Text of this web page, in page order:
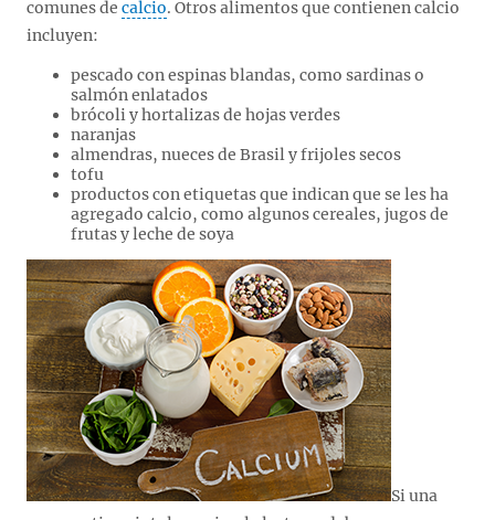
comunes de calcio. Otros alimentos que contienen calcio
incluyen:
pescado con espinas blandas, como sardinas o
salmón enlatados
brócoli y hortalizas de hojas verdes
naranjas
almendras, nueces de Brasil y frijoles secos
tofu
productos con etiquetas que indican que se les ha
agregado calcio, como algunos cereales, jugos de
frutas y leche de soya
Si una